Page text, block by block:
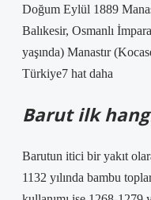
Doğum Eylül 1889
Balıkesir, Osmanlı
yaşında) Manastır
Türkiye7 hat daha
Barut ilk
Barutun itici bir yakıt
1132 yılında bambu